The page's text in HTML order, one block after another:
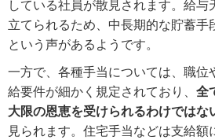
している社員が散見されます。給
立てられるため、中長期的な貯蓄手
という声があるようです。
一方で、各種手当については、職位
給要件が細かく規定されており、 全
大限の恩恵を受けられるわけではな
見られます。住宅手当などは支給額